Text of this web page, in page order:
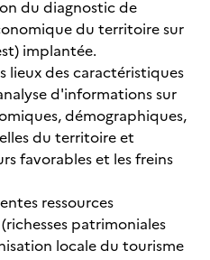
du diagnostic de
du territoire sur
implantée.
lieux des caractéristiques
d'informations sur
démographiques,
du territoire et
favorables et les freins
ressources
patrimoniales
locale du tourisme